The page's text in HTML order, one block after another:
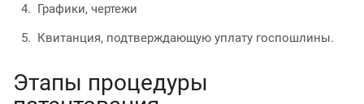
Графики, чертежи
Квитанция, подтверждающую уплату госпошлины.
Этапы процедуры